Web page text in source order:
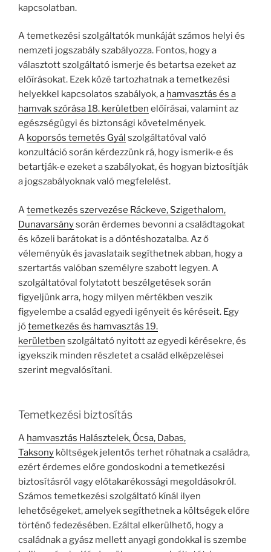
kapcsolatban.
A temetkezési szolgáltatók munkáját számos helyi és
nemzeti jogszabály szabályozza. Fontos, hogy a
választott szolgáltató ismerje és betartsa ezeket az
előírásokat. Ezek közé tartozhatnak a temetkezési
helyekkel kapcsolatos szabályok, a hamvasztás és a
hamvak szórása 18. kerületben előírásai, valamint az
egészségügyi és biztonsági követelmények.
A koporsós temetés Gyál szolgáltatóval való
konzultáció során kérdezzünk rá, hogy ismerik-e és
betartják-e ezeket a szabályokat, és hogyan biztosítják
a jogszabályoknak való megfelelést.
Atemetkezés szervezése Ráckeve, Szigethalom,
Dunavarsánysorán érdemes bevonni a családtagokat
és közeli barátokat is a döntéshozatalba. Az ő
véleményük és javaslataik segíthetnek abban, hogy a
szertartás valóban személyre szabott legyen. A
szolgáltatóval folytatott beszélgetések során
figyeljünk arra, hogy milyen mértékben veszik
figyelembe a család egyedi igényeit és kéréseit. Egy
jótemetkezés és hamvasztás 19.
kerületben szolgáltató nyitott az egyedi kérésekre, és
igyekszik minden részletet a család elképzelései
szerint megvalósítani.
Temetkezési biztosítás
A hamvasztás Halásztelek, Ócsa, Dabas,
Taksony költségek jelentős terhet róhatnak a családra,
ezért érdemes előre gondoskodni a temetkezési
biztosításról vagy előtakarékossági megoldásokról.
Számos temetkezési szolgáltató kínál ilyen
lehetőségeket, amelyek segíthetnek a költségek előre
történő fedezésében. Ezáltal elkerülhető, hogy a
családnak a gyász mellett anyagi gondokkal is szembe